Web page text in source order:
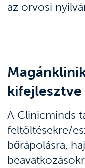
az orvosi
kifejlesztve
A Clinicminds
feltöltésekre/
bőrápolásra,